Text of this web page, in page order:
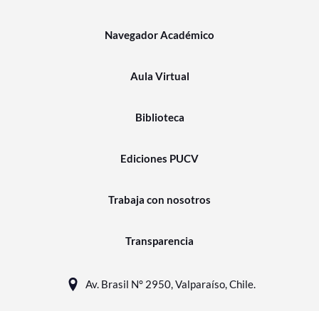
Navegador Académico
Aula Virtual
Biblioteca
Ediciones PUCV
Trabaja con nosotros
Transparencia
Av. Brasil N° 2950, Valparaíso, Chile.